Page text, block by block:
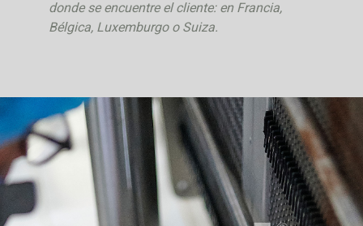
donde se encuentre el cliente: en Francia,
Bélgica, Luxemburgo o Suiza.